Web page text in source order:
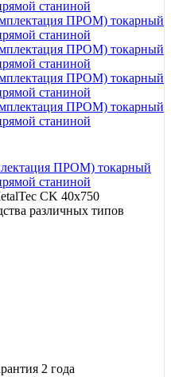
ПРОМ) токарный
станиной
CK 40x750
различных типов
2 года